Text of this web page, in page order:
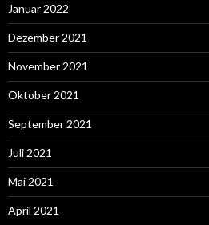
Januar 2022
Dezember 2021
November 2021
Oktober 2021
September 2021
Juli 2021
Mai 2021
April 2021